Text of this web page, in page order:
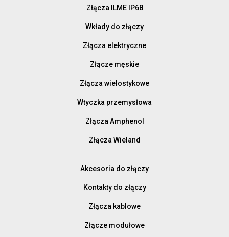
Złącza ILME IP68
Wkłady do złączy
Złącza elektryczne
Złącze męskie
Złącza wielostykowe
Wtyczka przemysłowa
Złącza Amphenol
Złącza Wieland
Akcesoria do złączy
Kontakty do złączy
Złącza kablowe
Złącze modułowe